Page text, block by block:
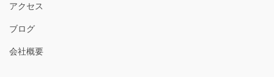
アクセス
ブログ
会社概要